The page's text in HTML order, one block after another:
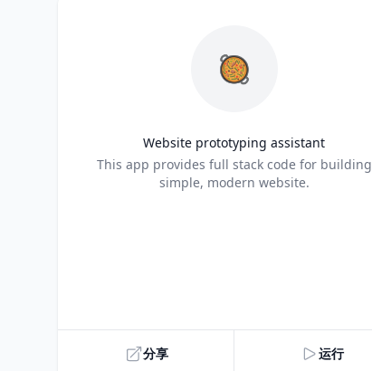
🥘
Website prototyping assistant
Title
This app provides full stack code for building
simple, modern website.
分享 运行